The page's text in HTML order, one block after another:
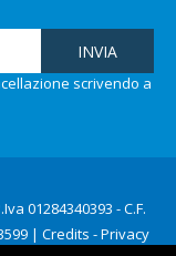
scrivendo a
01284340393 - C.F.
| Credits -Privacy